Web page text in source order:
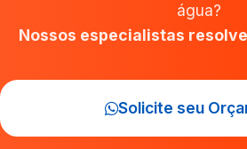
água?
Nossos especialistas
Solicite seu